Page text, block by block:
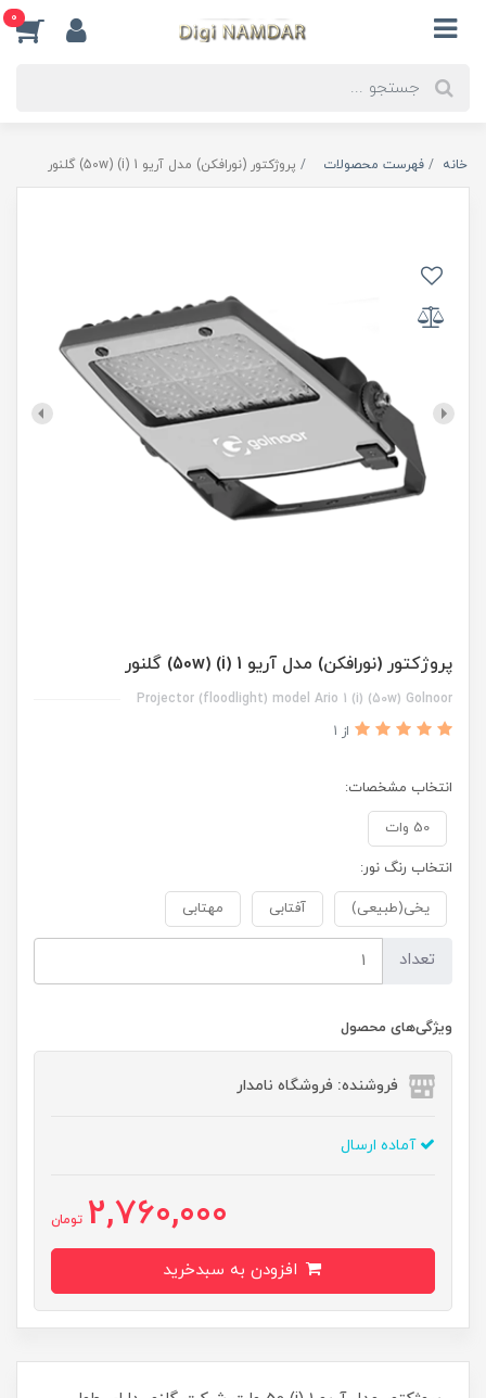
0
خانه فهرست محصولات پروژکتور (نورافکن) مدل آریو 1 (i) (50w) گلنور
پروژکتور (نورافکن) مدل آریو 1 (i) (50w) گلنور
Projector (floodlight) model Ario 1 (i) (50w) Golnoor
از 1
انتخاب مشخصات:
50 وات
انتخاب رنگ نور:
یخی(طبیعی) آفتابی مهتابی
تعداد
ویژگی‌های محصول
فروشنده: فروشگاه نامدار
آماده ارسال
2,760,000 تومان